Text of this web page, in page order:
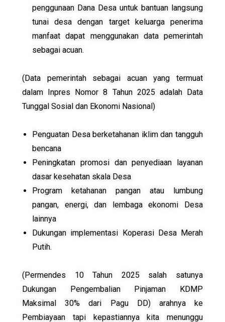
penggunaan Dana Desa untuk bantuan langsung
tunai desa dengan target keluarga penerima
manfaat dapat menggunakan data pemerintah
sebagai acuan.
(Data pemerintah sebagai acuan yang termuat
dalam Inpres Nomor 8 Tahun 2025 adalah Data
Tunggal Sosial dan Ekonomi Nasional)
Penguatan Desa berketahanan iklim dan tangguh
bencana
Peningkatan promosi dan penyediaan layanan
dasar kesehatan skala Desa
Program ketahanan pangan atau lumbung
pangan, energi, dan lembaga ekonomi Desa
lainnya
Dukungan implementasi Koperasi Desa Merah
Putih.
(Permendes 10 Tahun 2025 salah satunya
Dukungan Pengembalian Pinjaman KDMP
Maksimal 30% dari Pagu DD) arahnya ke
Pembiayaan tapi kepastiannya kita menunggu